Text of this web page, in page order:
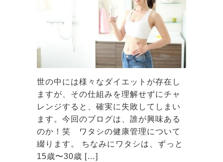
世の中には様々なダイエットが存在し
ますが、その仕組みを理解せずにチャ
レンジすると、確実に失敗してしまい
ます。今回のブログは、誰が興味ある
のか！笑 ワタシの健康管理について
綴ります。 ちなみにワタシは、ずっと
15歳〜30歳 […]